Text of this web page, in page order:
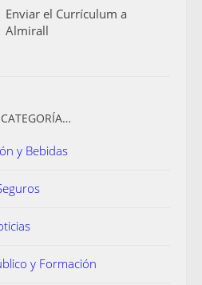
Enviar el Currículum a
Almirall
y Bebidas
y Formación